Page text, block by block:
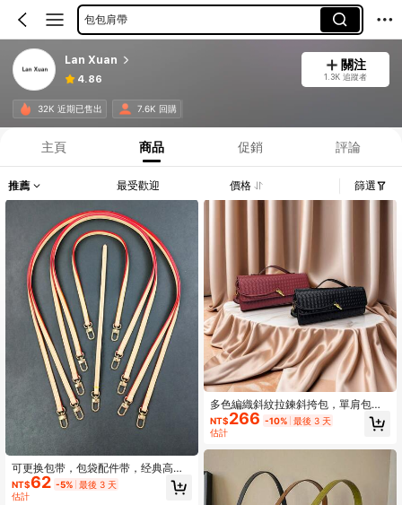
包包肩帶
Lan Xuan
4.86
關注
1.3K 追蹤者
32K 近期已售出 7.6K 回購
主頁 商品 促銷 評論
推薦 最受歡迎 價格 篩選
可更换包带，包袋配件带，经典高端
包袋带配件，可调节长度的包带，适
合 DIY 设计
NT$62 -5% 最後 3 天
估計
多色編織斜紋拉鍊斜挎包，單肩包，
法棍包，手拿包，派對包，女款復古
極簡人造編織紋理
NT$266 -10% 最後 3 天
估計